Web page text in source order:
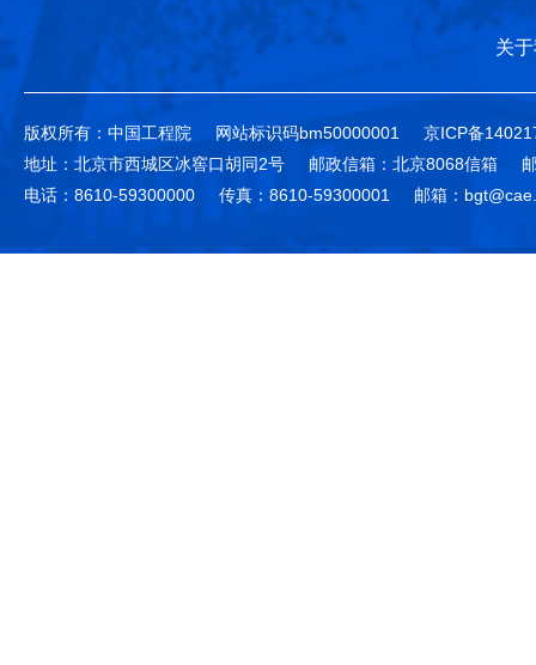
关
版权所有：中国工程院 网站标识码bm50000001
京ICP备
地址：北京市西城区冰窖口胡同2号
邮政信箱：北京8068信箱
电话：8610-59300000
传真：8610-59300001 邮箱：